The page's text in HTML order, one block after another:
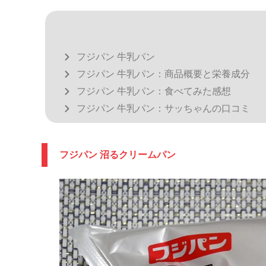
フジパン 牛乳パン
フジパン 牛乳パン：商品概要と栄養成分
フジパン 牛乳パン：食べてみた感想
フジパン 牛乳パン：サッちゃんの口コミ
フジパン 沼るクリームパン